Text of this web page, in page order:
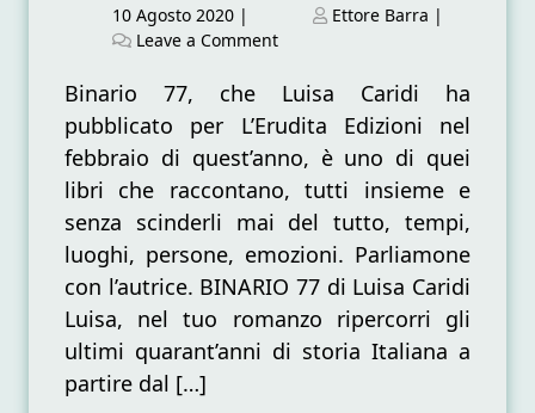
Posted
on
10 Agosto 2020 |
Posted
Ettore Barra |
Leave a Commenton
incrociati
cavallo
del
secolo.
Storia,
ed
emozioni
dell’Italia
dal
’77
Binario 77, che Luisa Caridi ha
pubblicato per L’Erudita Edizioni nel
febbraio di quest’anno, è uno di quei
libri che raccontano, tutti insieme e
senza scinderli mai del tutto, tempi,
luoghi, persone, emozioni. Parliamone
con l’autrice. BINARIO 77 di Luisa Caridi
Luisa, nel tuo romanzo ripercorri gli
ultimi quarant’anni di storia Italiana a
partire dal […]